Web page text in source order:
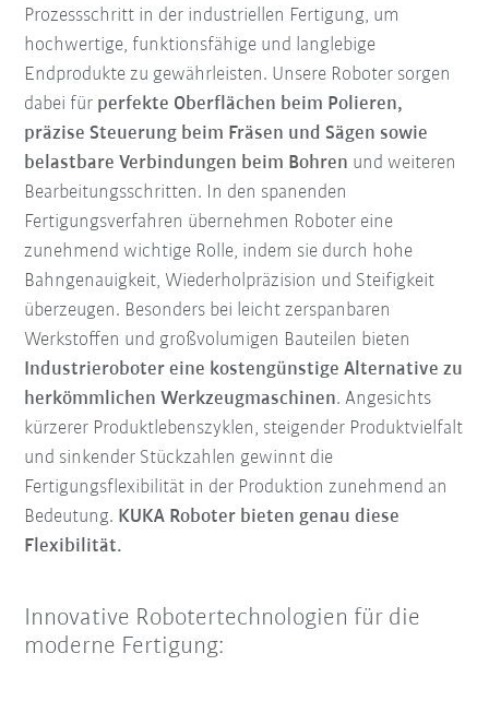
Prozessschritt in der industriellen Fertigung, um
hochwertige, funktionsfähige und langlebige
Endprodukte zu gewährleisten. Unsere Roboter sorgen
dabei für perfekte Oberflächen beim Polieren,
präzise Steuerung beim Fräsen und Sägen sowie
belastbare Verbindungen beim Bohren und weiteren
Bearbeitungsschritten. In den spanenden
Fertigungsverfahren übernehmen Roboter eine
zunehmend wichtige Rolle, indem sie durch hohe
Bahngenauigkeit, Wiederholpräzision und Steifigkeit
überzeugen. Besonders bei leicht zerspanbaren
Werkstoffen und großvolumigen Bauteilen bieten
Industrieroboter eine kostengünstige Alternative zu
herkömmlichen Werkzeugmaschinen. Angesichts
kürzerer Produktlebenszyklen, steigender Produktvielfalt
und sinkender Stückzahlen gewinnt die
Fertigungsflexibilität in der Produktion zunehmend an
Bedeutung. KUKA Roboter bieten genau diese
Flexibilität.
Innovative Robotertechnologien für die
moderne Fertigung: